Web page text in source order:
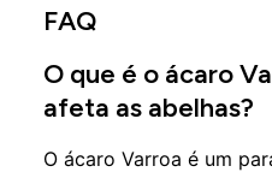
FAQ
O que é o ácaro
afeta as abelhas?
O ácaro Varroa é um